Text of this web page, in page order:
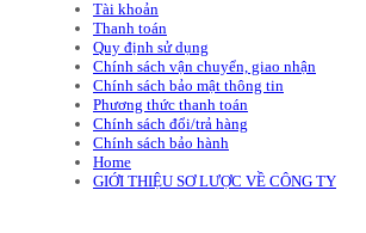
Tài khoản
Thanh toán
Quy định sử dụng
Chính sách vận chuyển, giao nhận
Chính sách bảo mật thông tin
Phương thức thanh toán
Chính sách đổi/trả hàng
Chính sách bảo hành
Home
GIỚI THIỆU SƠ LƯỢC VỀ CÔNG TY